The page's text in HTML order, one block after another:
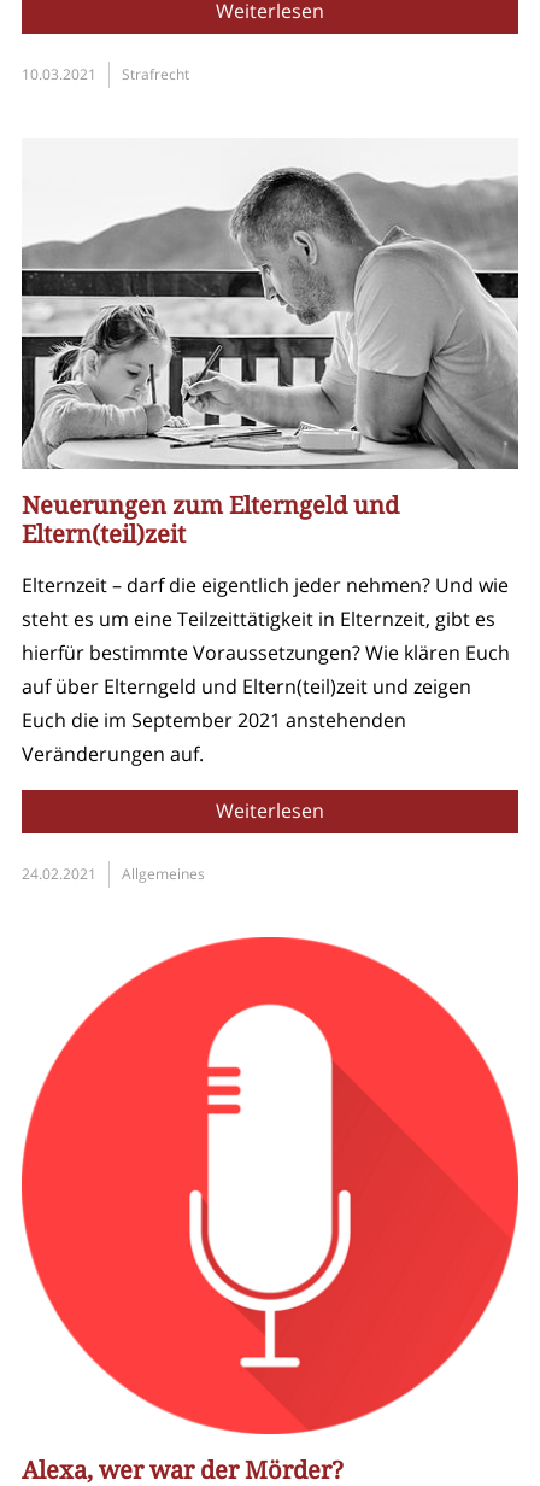
Weiterlesen
10.03.2021 Strafrecht
Neuerungen zum Elterngeld und
Eltern(teil)zeit
Elternzeit – darf die eigentlich jeder nehmen? Und wie
steht es um eine Teilzeittätigkeit in Elternzeit, gibt es
hierfür bestimmte Voraussetzungen? Wie klären Euch
auf über Elterngeld und Eltern(teil)zeit und zeigen
Euch die im September 2021 anstehenden
Veränderungen auf.
Weiterlesen
24.02.2021 Allgemeines
Alexa, wer war der Mörder?